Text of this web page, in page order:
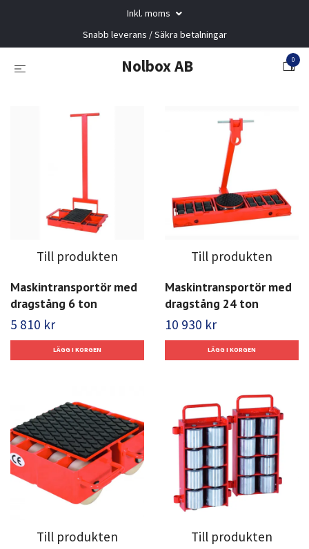
Inkl. moms
Snabb leverans / Säkra betalningar
Nolbox AB 0
Till produkten
Maskintransportör med
dragstång 6 ton
5 810 kr
Till produkten
Maskintransportör med
dragstång 24 ton
10 930 kr
Till produkten Till produkten